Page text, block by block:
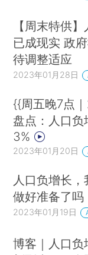
【周末特供
已成现实 政
待调整适应
2023年01月28日
{{周五晚7点
盘点：人口负
3%
2023年01月20日
人口负增长
做好准备了吗
2023年01月19日
博客｜人口